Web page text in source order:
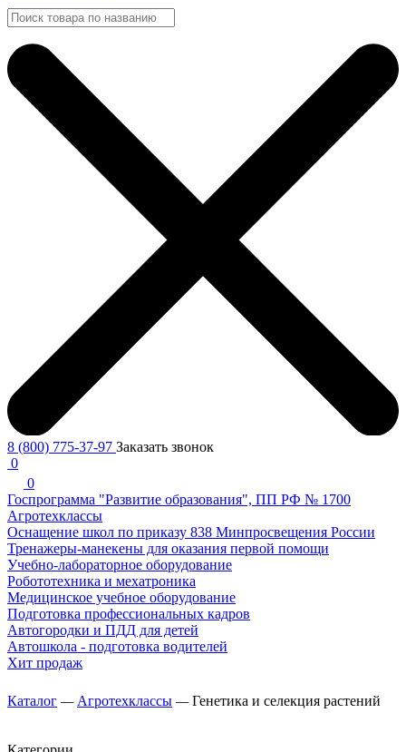
8 (800) 775-37-97 Заказать звонок
0
0
Госпрограмма "Развитие образования", ПП РФ № 1700
Агротехклассы
Оснащение школ по приказу 838 Минпросвещения России
Тренажеры-манекены для оказания первой помощи
Учебно-лабораторное оборудование
Робототехника и мехатроника
Медицинское учебное оборудование
Подготовка профессиональных кадров
Автогородки и ПДД для детей
Автошкола - подготовка водителей
Хит продаж
Каталог — Агротехклассы —Генетика и селекция растений